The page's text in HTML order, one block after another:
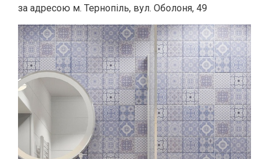
за адресою м. Тернопіль, вул. Оболоня, 49